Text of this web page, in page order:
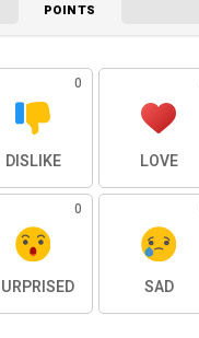
POINTS
0
DISLIKE LOVE
0
SAD